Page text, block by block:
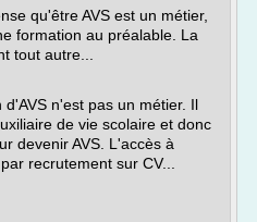
qu'être AVS est un métier,
formation au préalable. La
tout autre...
n'est pas un métier. Il
de vie scolaire et donc
devenir AVS. L'accès à
recrutement sur CV...